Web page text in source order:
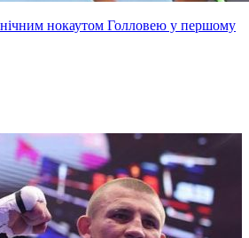
нокаутом Голловею у першому